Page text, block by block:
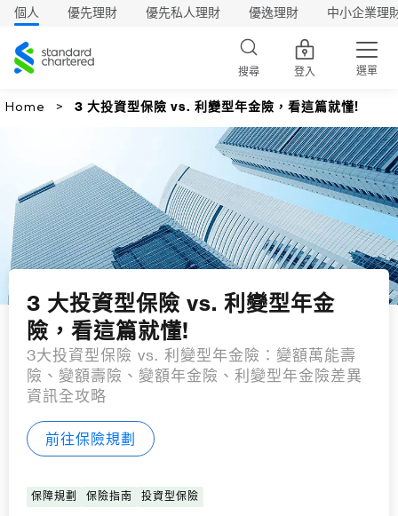
個人 優先理財 優先私人理財 優逸理財
中小企業理
渣
打
搜尋 登入 選單
Home 3 大投資型保險 vs. 利變型年金險，看這篇就懂!
3 大投資型保險 vs. 利變型年金
險，看這篇就懂!
3大投資型保險 vs. 利變型年金險：變額萬能壽
險、變額壽險、變額年金險、利變型年金險差異
資訊全攻略
前往保險規劃
保障規劃 保險指南 投資型保險